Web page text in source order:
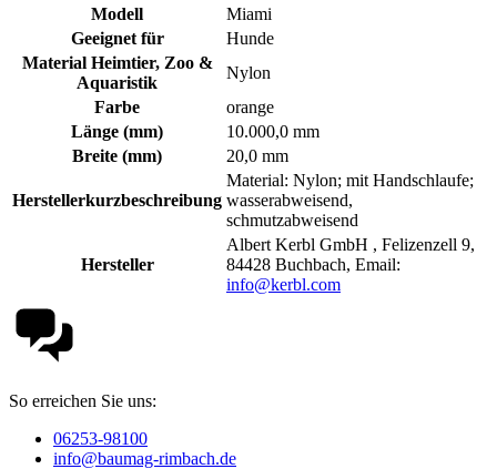
Modell
Miami
Geeignet für
Hunde
Material Heimtier, Zoo &
Aquaristik
Nylon
Farbe
orange
Länge (mm)
10.000,0 mm
Breite (mm)
20,0 mm
Herstellerkurzbeschreibung
Material: Nylon; mit Handschlaufe;
wasserabweisend,
schmutzabweisend
Hersteller
Albert Kerbl GmbH , Felizenzell 9,
84428 Buchbach, Email:
info@kerbl.com
So erreichen Sie uns:
06253-98100
info@baumag-rimbach.de